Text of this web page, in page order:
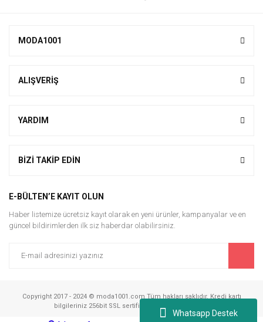
Whatsapp Destek
MODA1001
ALIŞVERİŞ
YARDIM
BİZİ TAKİP EDİN
E-BÜLTEN’E KAYIT OLUN
Haber listemize ücretsiz kayıt olarak en yeni ürünler, kampanyalar ve en
güncel bildirimlerden ilk siz haberdar olabilirsiniz.
Copyright 2017 - 2024 © moda1001.com Tüm hakları saklıdır. Kredi kartı
bilgileriniz 256bit SSL sertifikası ile korunmaktadır.